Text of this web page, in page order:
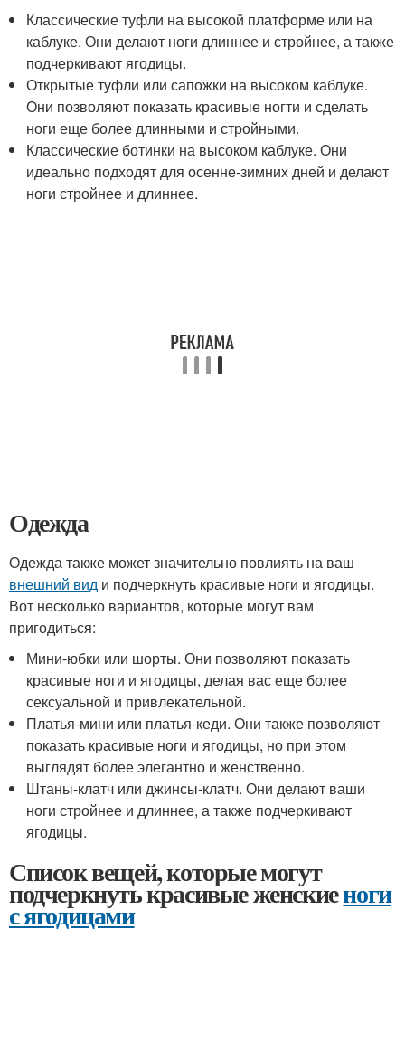
Классические туфли на высокой платформе или на
каблуке. Они делают ноги длиннее и стройнее, а также
подчеркивают ягодицы.
Открытые туфли или сапожки на высоком каблуке.
Они позволяют показать красивые ногти и сделать
ноги еще более длинными и стройными.
Классические ботинки на высоком каблуке. Они
идеально подходят для осенне-зимних дней и делают
ноги стройнее и длиннее.
Одежда
Одежда также может значительно повлиять на ваш
внешний вид и подчеркнуть красивые ноги и ягодицы.
Вот несколько вариантов, которые могут вам
пригодиться:
Мини-юбки или шорты. Они позволяют показать
красивые ноги и ягодицы, делая вас еще более
сексуальной и привлекательной.
Платья-мини или платья-кеди. Они также позволяют
показать красивые ноги и ягодицы, но при этом
выглядят более элегантно и женственно.
Штаны-клатч или джинсы-клатч. Они делают ваши
ноги стройнее и длиннее, а также подчеркивают
ягодицы.
Список вещей, которые могут
подчеркнуть красивые женскиеноги
с ягодицами